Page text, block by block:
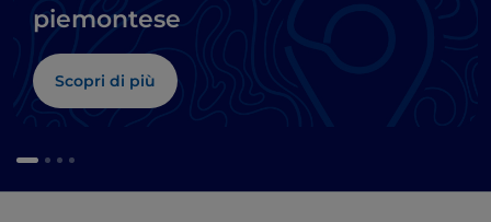
piemontese
Scopri di più